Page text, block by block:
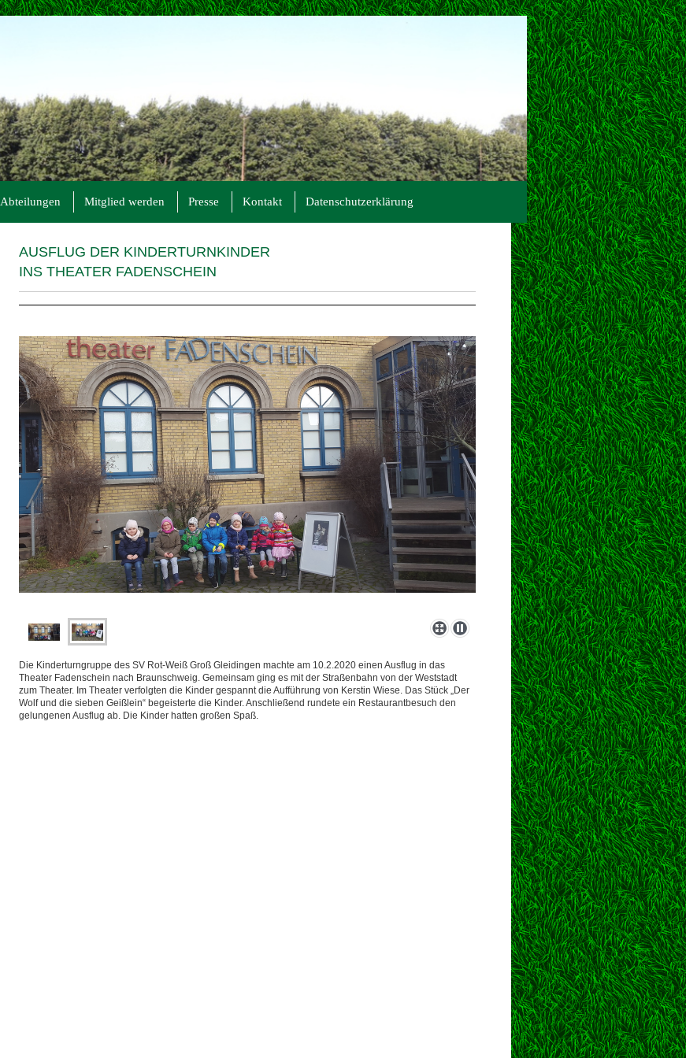
Abteilungen Mitglied werden Presse Kontakt Datenschutzerklärung
AUSFLUG DER KINDERTURNKINDER
INS THEATER FADENSCHEIN
Die Kinderturngruppe des SV Rot-Weiß Groß Gleidingen machte am 10.2.2020 einen Ausflug in das
Theater Fadenschein nach Braunschweig. Gemeinsam ging es mit der Straßenbahn von der Weststadt
zum Theater. Im Theater verfolgten die Kinder gespannt die Aufführung von Kerstin Wiese. Das Stück „Der
Wolf und die sieben Geißlein“ begeisterte die Kinder. Anschließend rundete ein Restaurantbesuch den
gelungenen Ausflug ab. Die Kinder hatten großen Spaß.